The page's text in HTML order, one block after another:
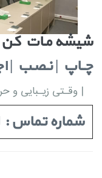
شیشه مـات کـن
چــاپ | نـصـب |
| وقـتی زیـبایی و
شماره تماس : 03191012031